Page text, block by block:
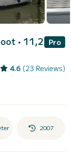
• 11,2
Pro
4.6 (23 Reviews)
2007